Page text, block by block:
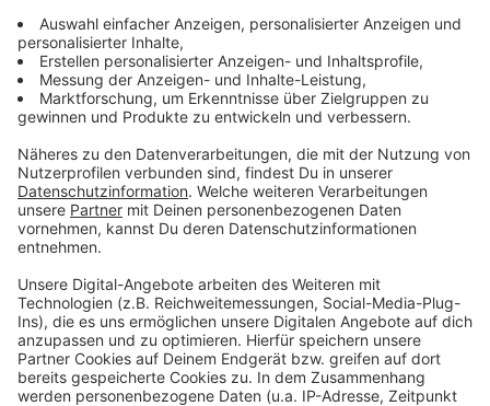
Altkleidersammlung Leverkusen: Immer weniger
Container
eröffnet
Stadtbibliothek Leverkusen: Zweigstellen droht
Schließung
Anzeige